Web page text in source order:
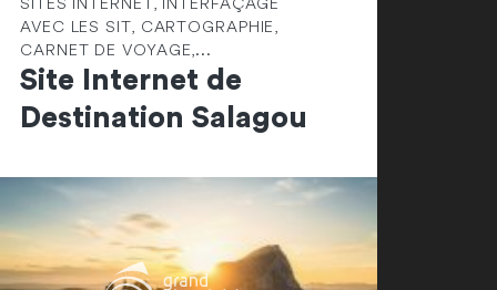
AVEC LES SIT, CARTOGRAPHIE,
CARNET DE VOYAGE,...
Site Internet de
Destination Salagou